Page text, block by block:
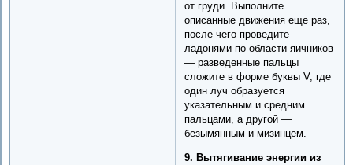
от груди. Выполните
описанные движения еще раз,
после чего проведите
ладонями по области яичников
— разведенные пальцы
сложите в форме буквы V, где
один луч образуется
указательным и средним
пальцами, а другой —
безымянным и мизинцем.
9. Вытягивание энергии из